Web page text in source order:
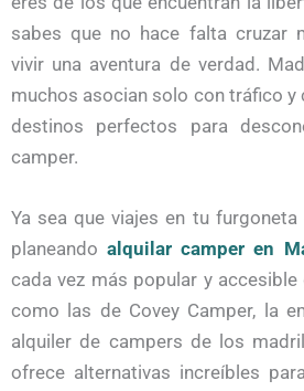
sabes que no hace falta cruzar
vivir una aventura de verdad.
muchos asocian solo con tráfico y
destinos perfectos para
camper.
Ya sea que viajes en tu
planeandoalquilar camper en
cada vez más popular y
como las de Covey Camper, la
alquiler de campers de los
ofrece alternativas increíbles